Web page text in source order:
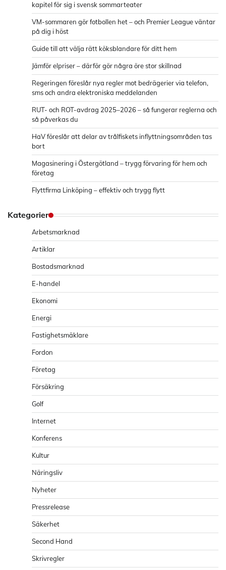
kapitel för sig i svensk sommarteater
VM-sommaren gör fotbollen het – och Premier League väntar
på dig i höst
Guide till att välja rätt köksblandare för ditt hem
Jämför elpriser – därför gör några öre stor skillnad
Regeringen föreslår nya regler mot bedrägerier via telefon,
sms och andra elektroniska meddelanden
RUT- och ROT-avdrag 2025–2026 – så fungerar reglerna och
så påverkas du
HaV föreslår att delar av trålfiskets inflyttningsområden tas
bort
Magasinering i Östergötland – trygg förvaring för hem och
företag
Flyttfirma Linköping – effektiv och trygg flytt
Kategorier
Arbetsmarknad
Artiklar
Bostadsmarknad
E-handel
Ekonomi
Energi
Fastighetsmäklare
Fordon
Företag
Försäkring
Golf
Internet
Konferens
Kultur
Näringsliv
Nyheter
Pressrelease
Säkerhet
Second Hand
Skrivregler